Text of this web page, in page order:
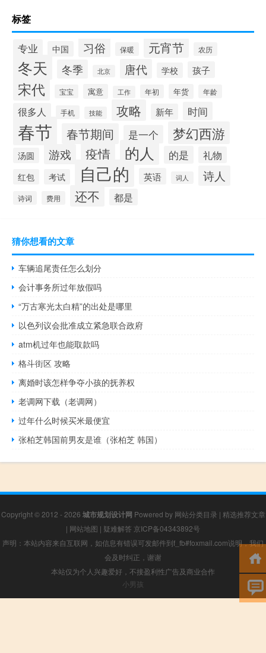
标签
专业 中国 习俗 保暖 元宵节 农历
冬天 冬季 北京 唐代 学校 孩子
宋代 宝宝 寓意 工作 年初 年货 年龄
很多人 手机 技能 攻略 新年 时间
春节 春节期间 是一个 梦幻西游
汤圆 游戏 疫情 的人 的是 礼物
红包 考试 自己的 英语 词人 诗人
诗词 费用 还不 都是
猜你想看的文章
车辆追尾责任怎么划分
会计事务所过年放假吗
“万古寒光太白精”的出处是哪里
以色列议会批准成立紧急联合政府
atm机过年也能取款吗
格斗街区 攻略
离婚时该怎样争夺小孩的抚养权
老调网下载（老调网）
过年什么时候买米最便宜
张柏芝韩国前男友是谁（张柏芝 韩国）
Copyright © 2012 - 2026 城市规划设计网 Powered by 网站分类目录 | 精选推荐文章
| 网站地图 | 疑难解答 京ICP备04343892号
声明：本站内容来自互联网，如信息有错误可发邮件到f_fb#foxmail.com说明，我们
会及时纠正，谢谢
本站仅为个人兴趣爱好，不接盈利性广告及商业合作
小男孩